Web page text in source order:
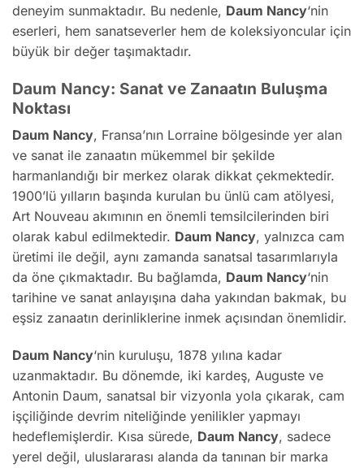
deneyim sunmaktadır. Bu nedenle, Daum Nancy‘nin
eserleri, hem sanatseverler hem de koleksiyoncular için
büyük bir değer taşımaktadır.
Daum Nancy: Sanat ve Zanaatın Buluşma
Noktası
Daum Nancy, Fransa’nın Lorraine bölgesinde yer alan
ve sanat ile zanaatın mükemmel bir şekilde
harmanlandığı bir merkez olarak dikkat çekmektedir.
1900’lü yılların başında kurulan bu ünlü cam atölyesi,
Art Nouveau akımının en önemli temsilcilerinden biri
olarak kabul edilmektedir. Daum Nancy, yalnızca cam
üretimi ile değil, aynı zamanda sanatsal tasarımlarıyla
da öne çıkmaktadır. Bu bağlamda, Daum Nancy‘nin
tarihine ve sanat anlayışına daha yakından bakmak, bu
eşsiz zanaatın derinliklerine inmek açısından önemlidir.
Daum Nancy‘nin kuruluşu, 1878 yılına kadar
uzanmaktadır. Bu dönemde, iki kardeş, Auguste ve
Antonin Daum, sanatsal bir vizyonla yola çıkarak, cam
işçiliğinde devrim niteliğinde yenilikler yapmayı
hedeflemişlerdir. Kısa sürede, Daum Nancy, sadece
yerel değil, uluslararası alanda da tanınan bir marka